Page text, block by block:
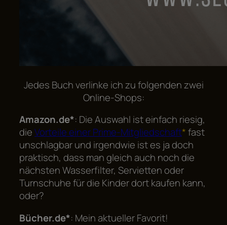
Jedes Buch verlinke ich zu folgenden zwei
Online-Shops:
Amazon.de*: Die Auswahl ist einfach riesig,
dieVorteile einer Prime-Mitgliedschaft*fast
unschlagbar und irgendwie ist es ja doch
praktisch, dass man gleich auch noch die
nächsten Wasserfilter, Servietten oder
Turnschuhe für die Kinder dort kaufen kann,
oder?
Bücher.de*: Mein aktueller Favorit!